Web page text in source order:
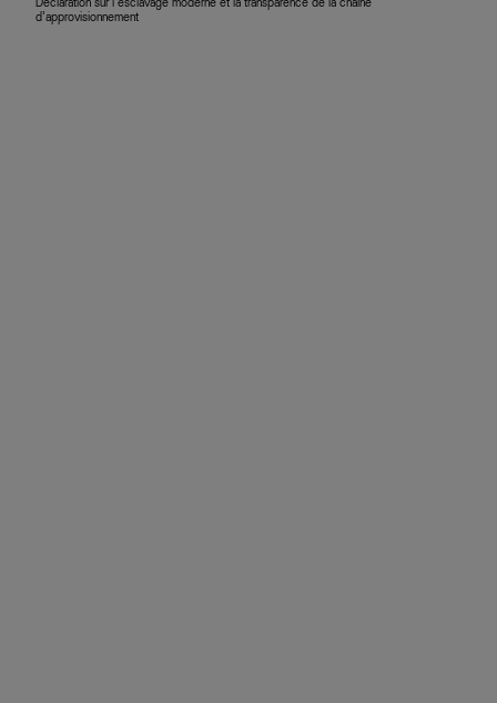
Déclaration sur l’esclavage moderne et la transparence de la chaîne
d’approvisionnement